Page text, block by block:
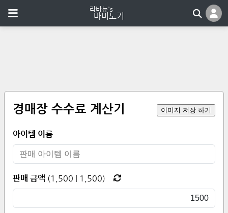
경매장 수수료 계산기 이미지 저장 하기
아이템 이름
판매 금액 (1,500 | 1,500)